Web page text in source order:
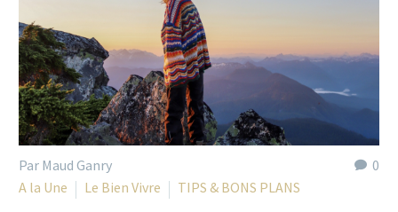
0
Par Maud Ganry
A la Une
Le Bien Vivre TIPS & BONS PLANS